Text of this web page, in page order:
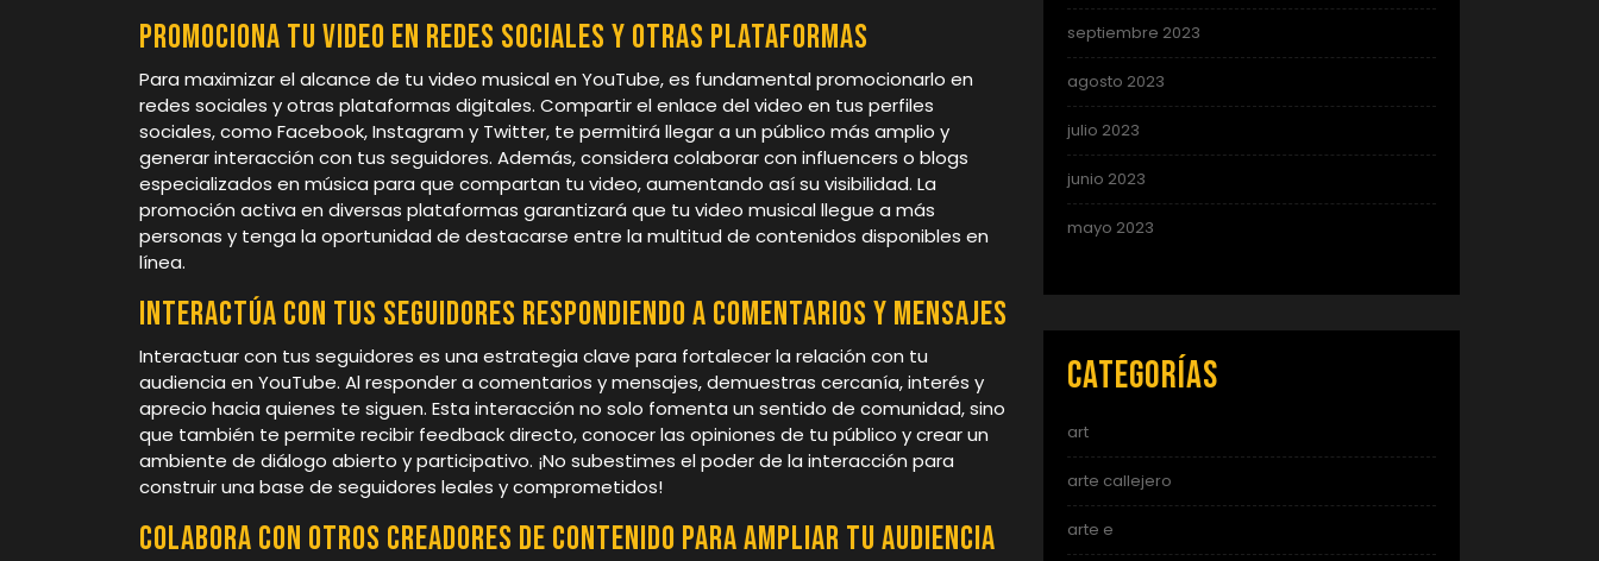
Promociona tu video en redes sociales y otras plataformas
Para maximizar el alcance de tu video musical en YouTube, es fundamental promocionarlo en
redes sociales y otras plataformas digitales. Compartir el enlace del video en tus perfiles
sociales, como Facebook, Instagram y Twitter, te permitirá llegar a un público más amplio y
generar interacción con tus seguidores. Además, considera colaborar con influencers o blogs
especializados en música para que compartan tu video, aumentando así su visibilidad. La
promoción activa en diversas plataformas garantizará que tu video musical llegue a más
personas y tenga la oportunidad de destacarse entre la multitud de contenidos disponibles en
línea.
Interactúa con tus seguidores respondiendo a comentarios y mensajes
Interactuar con tus seguidores es una estrategia clave para fortalecer la relación con tu
audiencia en YouTube. Al responder a comentarios y mensajes, demuestras cercanía, interés y
aprecio hacia quienes te siguen. Esta interacción no solo fomenta un sentido de comunidad, sino
que también te permite recibir feedback directo, conocer las opiniones de tu público y crear un
ambiente de diálogo abierto y participativo. ¡No subestimes el poder de la interacción para
construir una base de seguidores leales y comprometidos!
Colabora con otros creadores de contenido para ampliar tu audiencia
septiembre 2023
agosto 2023
julio 2023
junio 2023
mayo 2023
Categorías
art
arte callejero
arte e